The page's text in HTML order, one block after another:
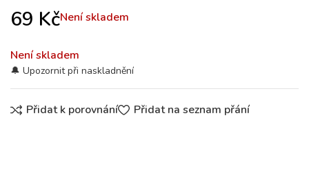
69 KčNení skladem
Není skladem
Přidat k porovnání Přidat na seznam přání